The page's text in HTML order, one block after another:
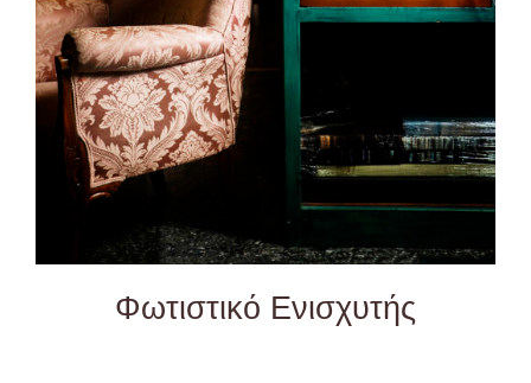
Φωτιστικό Ενισχυτής